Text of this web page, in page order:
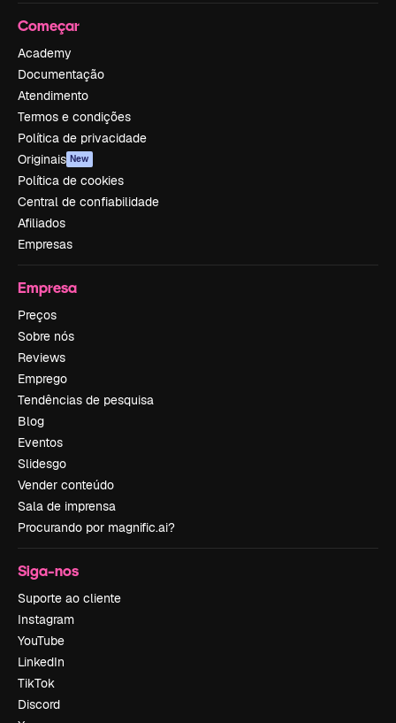
Começar
Academy
Documentação
Atendimento
Termos e condições
Política de privacidade
Originais New
Política de cookies
Central de confiabilidade
Afiliados
Empresas
Empresa
Preços
Sobre nós
Reviews
Emprego
Tendências de pesquisa
Blog
Eventos
Slidesgo
Vender conteúdo
Sala de imprensa
Procurando por magnific.ai?
Siga-nos
Suporte ao cliente
Instagram
YouTube
LinkedIn
TikTok
Discord